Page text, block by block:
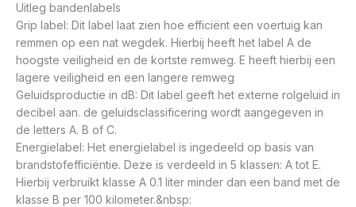
Uitleg bandenlabels
Grip label: Dit label laat zien hoe efficiënt een voertuig kan
remmen op een nat wegdek. Hierbij heeft het label A de
hoogste veiligheid en de kortste remweg. E heeft hierbij een
lagere veiligheid en een langere remweg
Geluidsproductie in dB: Dit label geeft het externe rolgeluid in
decibel aan. de geluidsclassificering wordt aangegeven in
de letters A. B of C.
Energielabel: Het energielabel is ingedeeld op basis van
brandstofefficiëntie. Deze is verdeeld in 5 klassen: A tot E.
Hierbij verbruikt klasse A 0.1 liter minder dan een band met de
klasse B per 100 kilometer.&nbsp: